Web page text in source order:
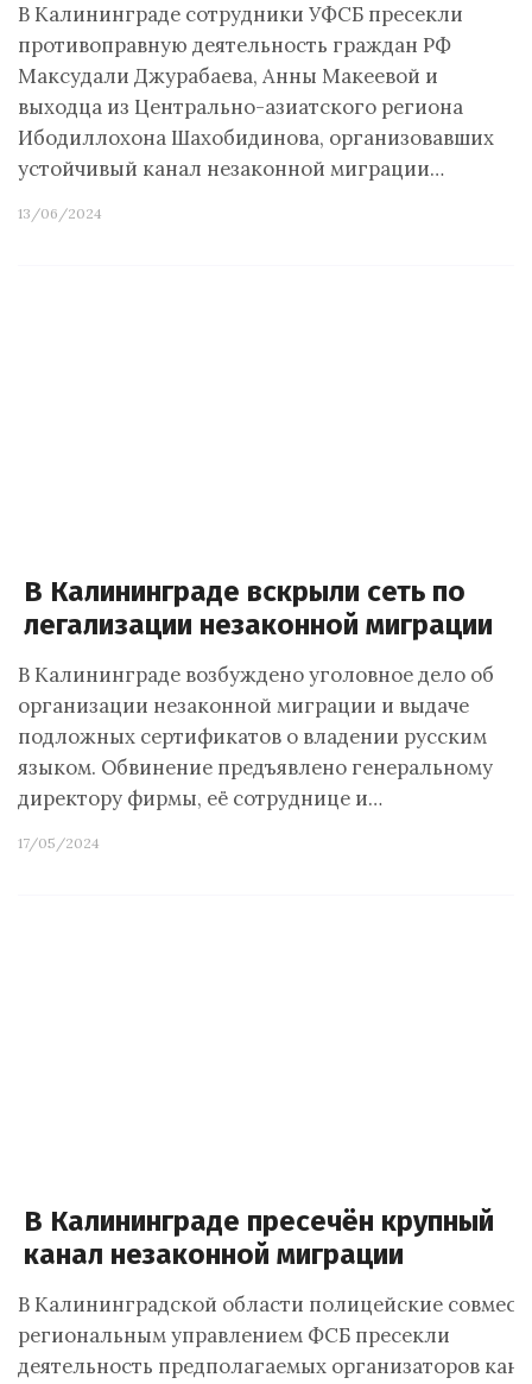
В Калининграде сотрудники УФСБ пресекли
противоправную деятельность граждан РФ
Максудали Джурабаева, Анны Макеевой и
выходца из Центрально-азиатского региона
Ибодиллохона Шахобидинова, организовавших
устойчивый канал незаконной миграции…
13/06/2024
В Калининграде вскрыли сеть по
легализации незаконной миграции
В Калининграде возбуждено уголовное дело об
организации незаконной миграции и выдаче
подложных сертификатов о владении русским
языком. Обвинение предъявлено генеральному
директору фирмы, её сотруднице и…
17/05/2024
В Калининграде пресечён крупный
канал незаконной миграции
В Калининградской области полицейские
региональным управлением ФСБ пресекли
деятельность предполагаемых организаторов